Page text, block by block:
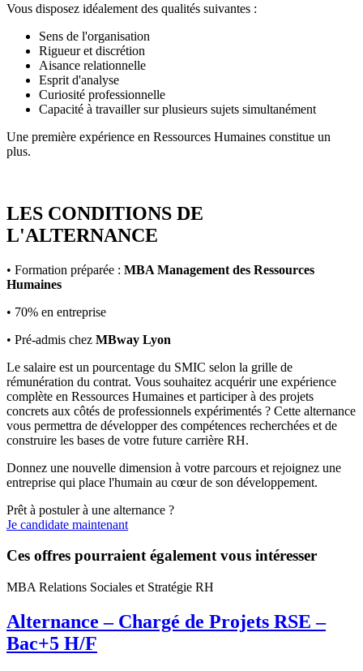
Vous disposez idéalement des qualités suivantes :
Sens de l'organisation
Rigueur et discrétion
Aisance relationnelle
Esprit d'analyse
Curiosité professionnelle
Capacité à travailler sur plusieurs sujets simultanément
Une première expérience en Ressources Humaines constitue un
plus.
LES CONDITIONS DE
L'ALTERNANCE
• Formation préparée : MBA Management des Ressources
Humaines
• 70% en entreprise
• Pré-admis chez MBway Lyon
Le salaire est un pourcentage du SMIC selon la grille de
rémunération du contrat. Vous souhaitez acquérir une expérience
complète en Ressources Humaines et participer à des projets
concrets aux côtés de professionnels expérimentés ? Cette alternance
vous permettra de développer des compétences recherchées et de
construire les bases de votre future carrière RH.
Donnez une nouvelle dimension à votre parcours et rejoignez une
entreprise qui place l'humain au cœur de son développement.
Prêt à postuler à une alternance ?
Je candidate maintenant
Ces offres pourraient également vous intéresser
MBA Relations Sociales et Stratégie RH
Alternance – Chargé de Projets RSE –
Bac+5 H/F